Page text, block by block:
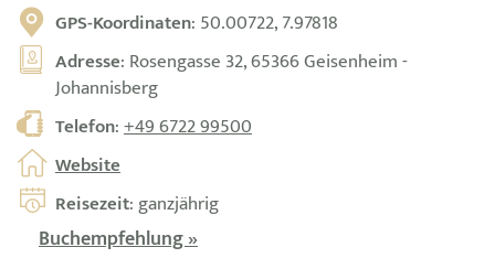
GPS-Koordinaten: 50.00722, 7.97818
Adresse: Rosengasse 32, 65366 Geisenheim -
Johannisberg
Telefon:+49 6722 99500
Website
Reisezeit: ganzjährig
Buchempfehlung »